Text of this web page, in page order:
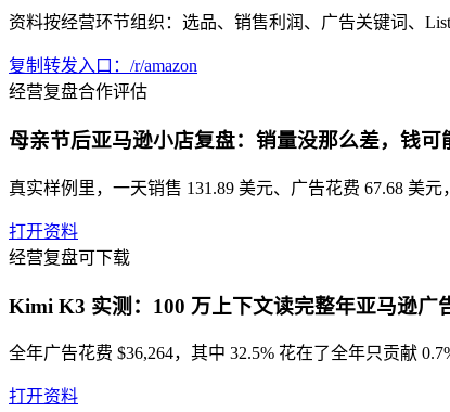
资料按经营环节组织：选品、销售利润、广告关键词、
复制转发入口：/r/amazon
经营复盘合作评估
母亲节后亚马逊小店复盘：销量没那么差，钱可
真实样例里，一天销售 131.89 美元、广告花费 67.68 美
打开资料
经营复盘可下载
Kimi K3 实测：100 万上下文读完整年亚马逊广
全年广告花费 $36,264，其中 32.5% 花在了全年只贡献
打开资料